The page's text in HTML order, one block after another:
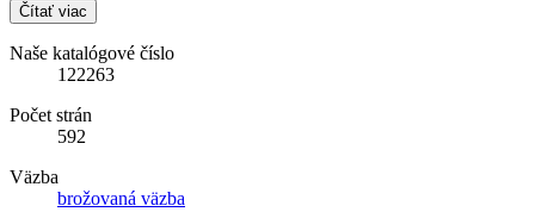
Čítať viac
Naše katalógové číslo
122263
Počet strán
592
Väzba
brožovaná väzba